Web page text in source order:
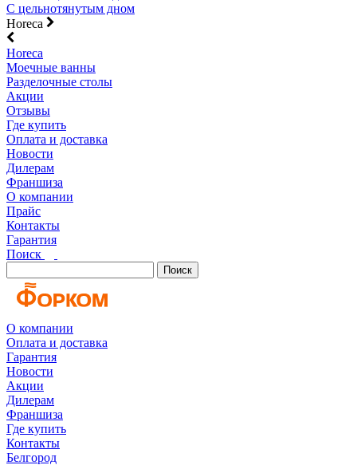
С цельнотянутым дном
Horeca
Horeca
Моечные ванны
Разделочные столы
Акции
Отзывы
Где купить
Оплата и доставка
Новости
Дилерам
Франшиза
О компании
Прайс
Контакты
Гарантия
Поиск
Поиск
О компании
Оплата и доставка
Гарантия
Новости
Акции
Дилерам
Франшиза
Где купить
Контакты
Белгород